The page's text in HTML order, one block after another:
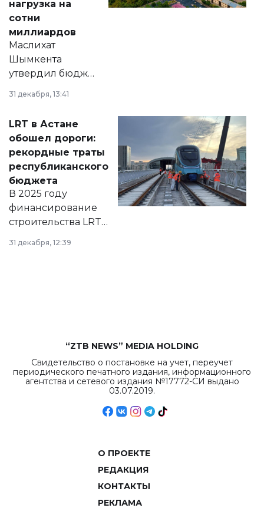
нагрузка на
сотни
миллиардов
Маслихат
Шымкента
утвердил бюджет
города на 2026–
2028 годы.
документ
появился в базе
нормативных
правовых актов и
на сайте маслихат
города.
31 декабря, 13:41
LRT в Астане
обошел дороги:
рекордные траты
республиканского
бюджета
В 2025 году
финансирование
строительства LRT
в Астане из
республиканского
31 декабря, 12:39
“ZTB NEWS” MEDIA HOLDING
Свидетельство о постановке на учет, переучет
периодического печатного издания, информационного
агентства и сетевого издания №17772-СИ выдано
03.07.2019.
О ПРОЕКТЕ
РЕДАКЦИЯ
КОНТАКТЫ
РЕКЛАМА